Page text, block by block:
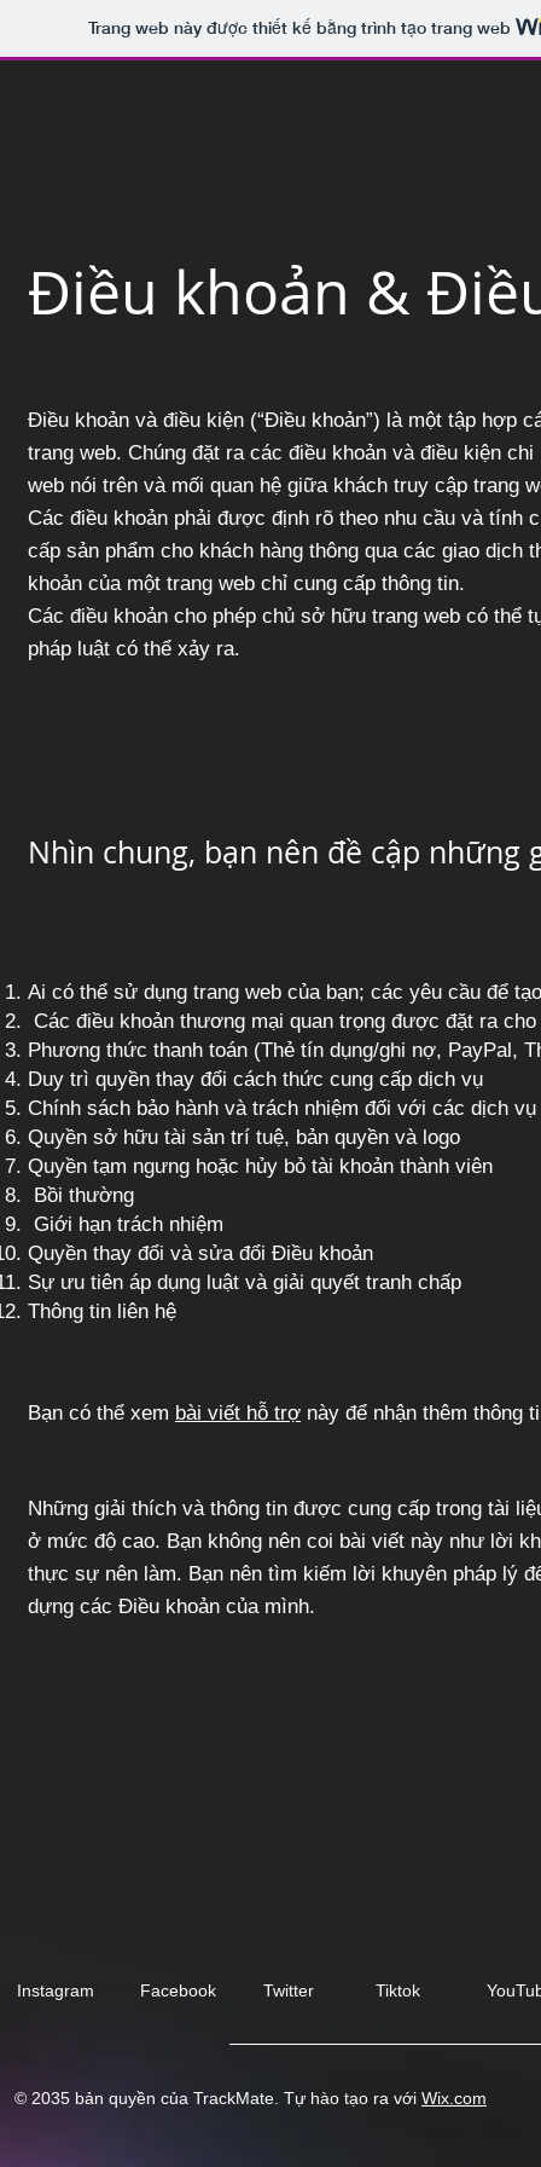
Trang web này được thiết kế bằng trình tạo trang web
Điều khoản &
Điều khoản và điều kiện (“Điều khoản”) là một tập hợp
trang web. Chúng đặt ra các điều khoản và điều kiện
web nói trên và mối quan hệ giữa khách truy cập trang
Các điều khoản phải được định rõ theo nhu cầu và tính
cấp sản phẩm cho khách hàng thông qua các giao
khoản của một trang web chỉ cung cấp thông tin.
Các điều khoản cho phép chủ sở hữu trang web có thể
pháp luật có thể xảy ra.
Nhìn chung, bạn nên đề cập
Ai có thể sử dụng trang web của bạn; các yêu cầu để
Các điều khoản thương mại quan trọng được đặt ra cho
Phương thức thanh toán (Thẻ tín dụng/ghi nợ, PayPal,
Duy trì quyền thay đổi cách thức cung cấp dịch vụ
Chính sách bảo hành và trách nhiệm đối với các dịch
Quyền sở hữu tài sản trí tuệ, bản quyền và logo
Quyền tạm ngưng hoặc hủy bỏ tài khoản thành viên
Bồi thường
Giới hạn trách nhiệm
Quyền thay đổi và sửa đổi Điều khoản
Sự ưu tiên áp dụng luật và giải quyết tranh chấp
Thông tin liên hệ
Bạn có thể xem bài viết hỗ trợ này để nhận thêm thông
Những giải thích và thông tin được cung cấp trong tài
ở mức độ cao. Bạn không nên coi bài viết này như lời
thực sự nên làm. Bạn nên tìm kiếm lời khuyên pháp lý
dựng các Điều khoản của mình.
Instagram Facebook Twitter Tiktok
© 2035 bản quyền của TrackMate. Tự hào tạo ra với Wix.com